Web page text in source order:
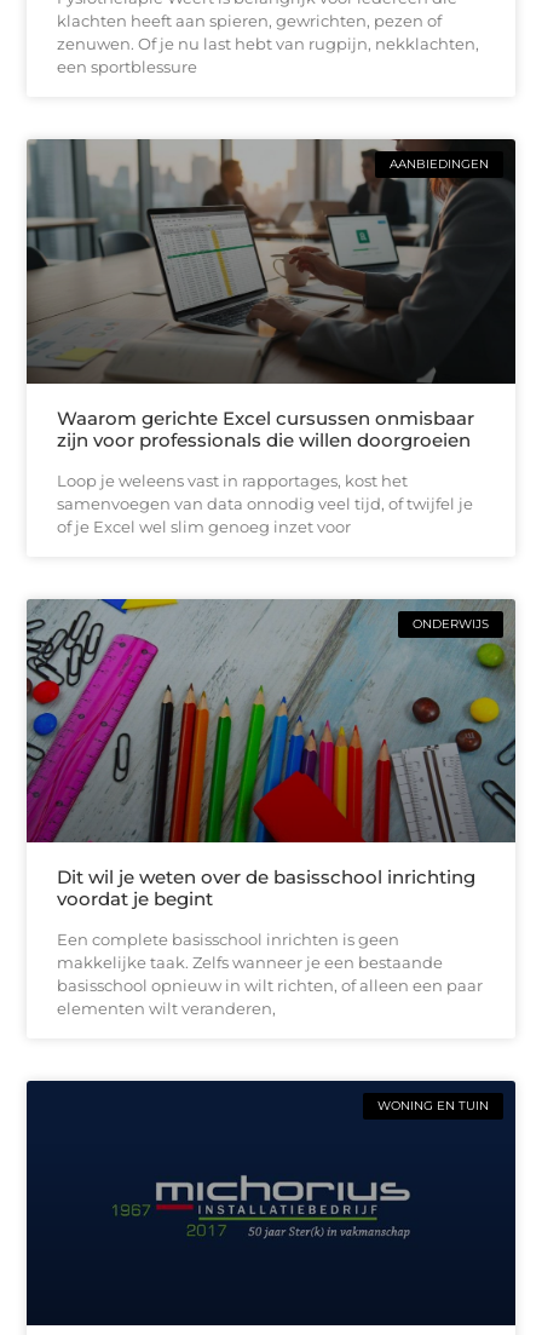
klachten heeft aan spieren, gewrichten, pezen of
zenuwen. Of je nu last hebt van rugpijn, nekklachten,
een sportblessure
AANBIEDINGEN
Waarom gerichte Excel cursussen onmisbaar
zijn voor professionals die willen doorgroeien
Loop je weleens vast in rapportages, kost het
samenvoegen van data onnodig veel tijd, of twijfel je
of je Excel wel slim genoeg inzet voor
ONDERWIJS
Dit wil je weten over de basisschool inrichting
voordat je begint
Een complete basisschool inrichten is geen
makkelijke taak. Zelfs wanneer je een bestaande
basisschool opnieuw in wilt richten, of alleen een paar
elementen wilt veranderen,
WONING EN TUIN